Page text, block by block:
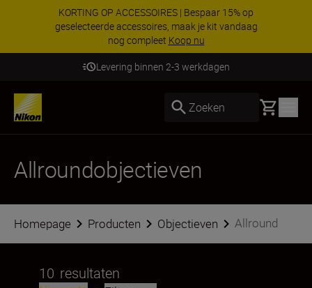
KORTING OP ACCESSOIRES | Bespaar 15% op
geselecteerde accessoires, maak je kit vandaag
nog compleet Koop nu
Levering binnen 2-3 werkdagen
Zoeken Basket
Allroundobjectieven
Homepage Producten Objectieven Allround
10 resultaten